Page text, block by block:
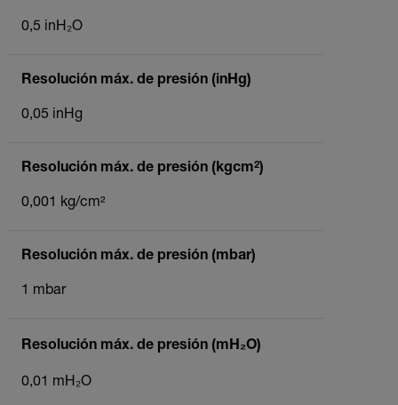
0,5 inH₂O
Resolución máx. de presión (inHg)
0,05 inHg
Resolución máx. de presión (kgcm²)
0,001 kg/cm²
Resolución máx. de presión (mbar)
1 mbar
Resolución máx. de presión (mH₂O)
0,01 mH₂O